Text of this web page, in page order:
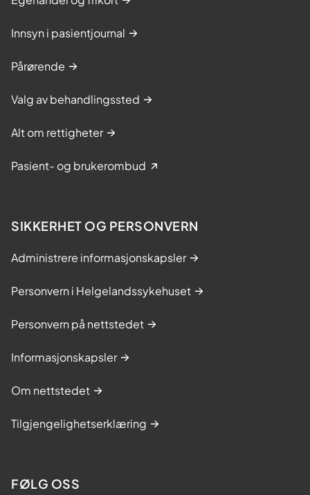
Innsyn i pasientjournal
Pårørende
Valg av behandlingssted
Alt om rettigheter
Pasient- og brukerombud
SIKKERHET OG PERSONVERN
Administrere informasjonskapsler
Personvern i Helgelandssykehuset
Personvern på nettstedet
Informasjonskapsler
Om nettstedet
Tilgjengelighetserklæring
FØLG OSS